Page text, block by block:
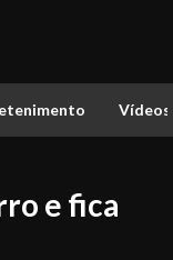
Vídeos
e fica